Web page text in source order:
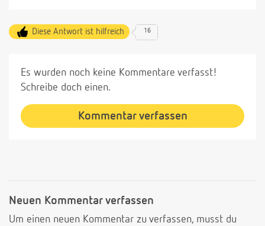
Diese Antwort ist hilfreich 16
Es wurden noch keine Kommentare verfasst!
Schreibe doch einen.
Kommentar verfassen
Neuen Kommentar verfassen
Um einen neuen Kommentar zu verfassen, musst du